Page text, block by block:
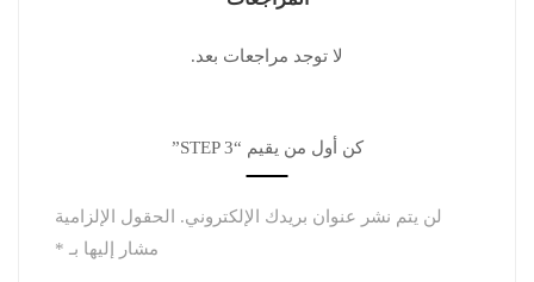
لا توجد مراجعات بعد.
كن أول من يقيم “STEP 3”
لن يتم نشر عنوان بريدك الإلكتروني.
الحقول الإلزامية
مشار إليها بـ *